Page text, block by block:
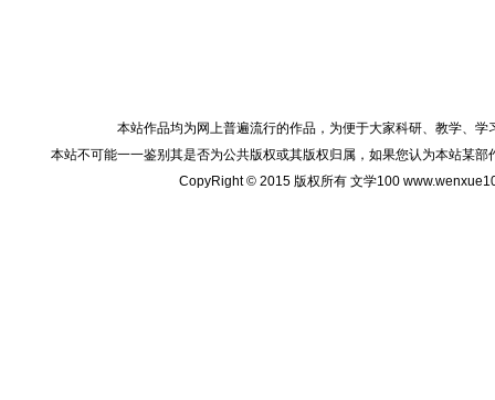
本站作品均为网上普遍流行的作品，为便于大家科研、教学、
本站不可能一一鉴别其是否为公共版权或其版权归属，如果您认为本站某
CopyRight © 2015 版权所有 文学100